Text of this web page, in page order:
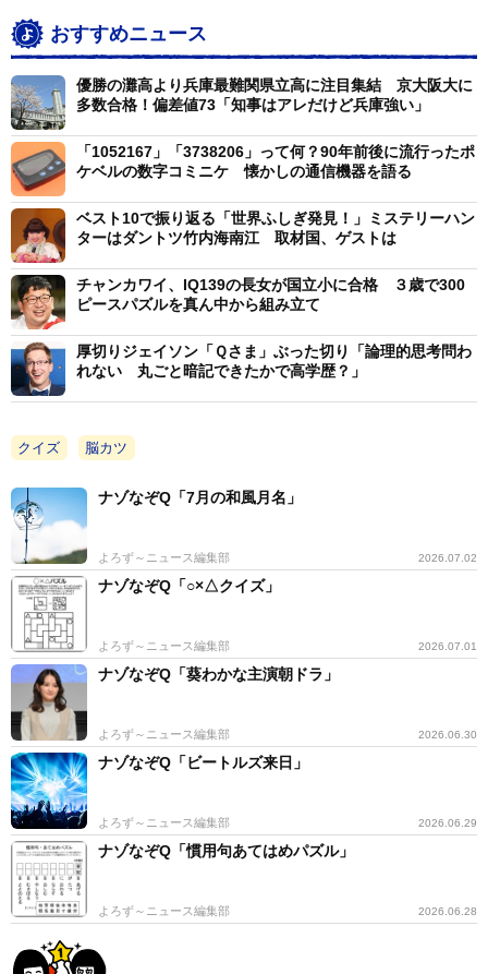
おすすめニュース
優勝の灘高より兵庫最難関県立高に注目集結 京大阪大に
多数合格！偏差値73「知事はアレだけど兵庫強い」
「1052167」「3738206」って何？90年前後に流行ったポ
ケベルの数字コミニケ 懐かしの通信機器を語る
ベスト10で振り返る「世界ふしぎ発見！」ミステリーハン
ターはダントツ竹内海南江 取材国、ゲストは
チャンカワイ、IQ139の長女が国立小に合格 ３歳で300
ピースパズルを真ん中から組み立て
厚切りジェイソン「Ｑさま」ぶった切り「論理的思考問わ
れない 丸ごと暗記できたかで高学歴？」
クイズ 脳カツ
ナゾなぞQ「7月の和風月名」
よろず～ニュース編集部 2026.07.02
ナゾなぞQ「○×△クイズ」
よろず～ニュース編集部 2026.07.01
ナゾなぞQ「葵わかな主演朝ドラ」
よろず～ニュース編集部 2026.06.30
ナゾなぞQ「ビートルズ来日」
よろず～ニュース編集部 2026.06.29
ナゾなぞQ「慣用句あてはめパズル」
よろず～ニュース編集部 2026.06.28